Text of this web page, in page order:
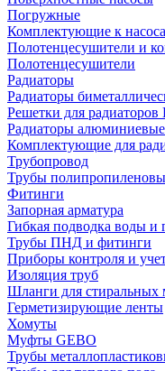
Погружные
Комплектующие к
Полотенцесушители и
Полотенцесушители
Радиаторы
Радиаторы
Решетки для
Радиаторы алюминиевые
Комплектующие для
Трубопровод
Трубы
Фитинги
Запорная арматура
Гибкая подводка воды и
Трубы ПНД и фитинги
Приборы контроля и
Изоляция труб
Шланги для стиральных
Герметизирующие ленты
Хомуты
Муфты GEBO
Трубы